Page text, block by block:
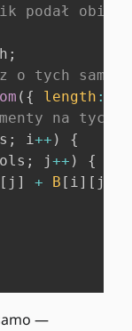
podał obie z
;
o tych
( { length :
na tych
; i++ )
{
; j ++ )
{
[ j ] + B [ i] [ j
—